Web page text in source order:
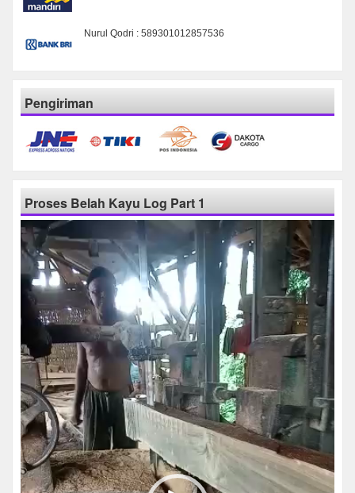
Nurul Qodri : 589301012857536
Pengiriman
Proses Belah Kayu Log Part 1
Pemutar
Video